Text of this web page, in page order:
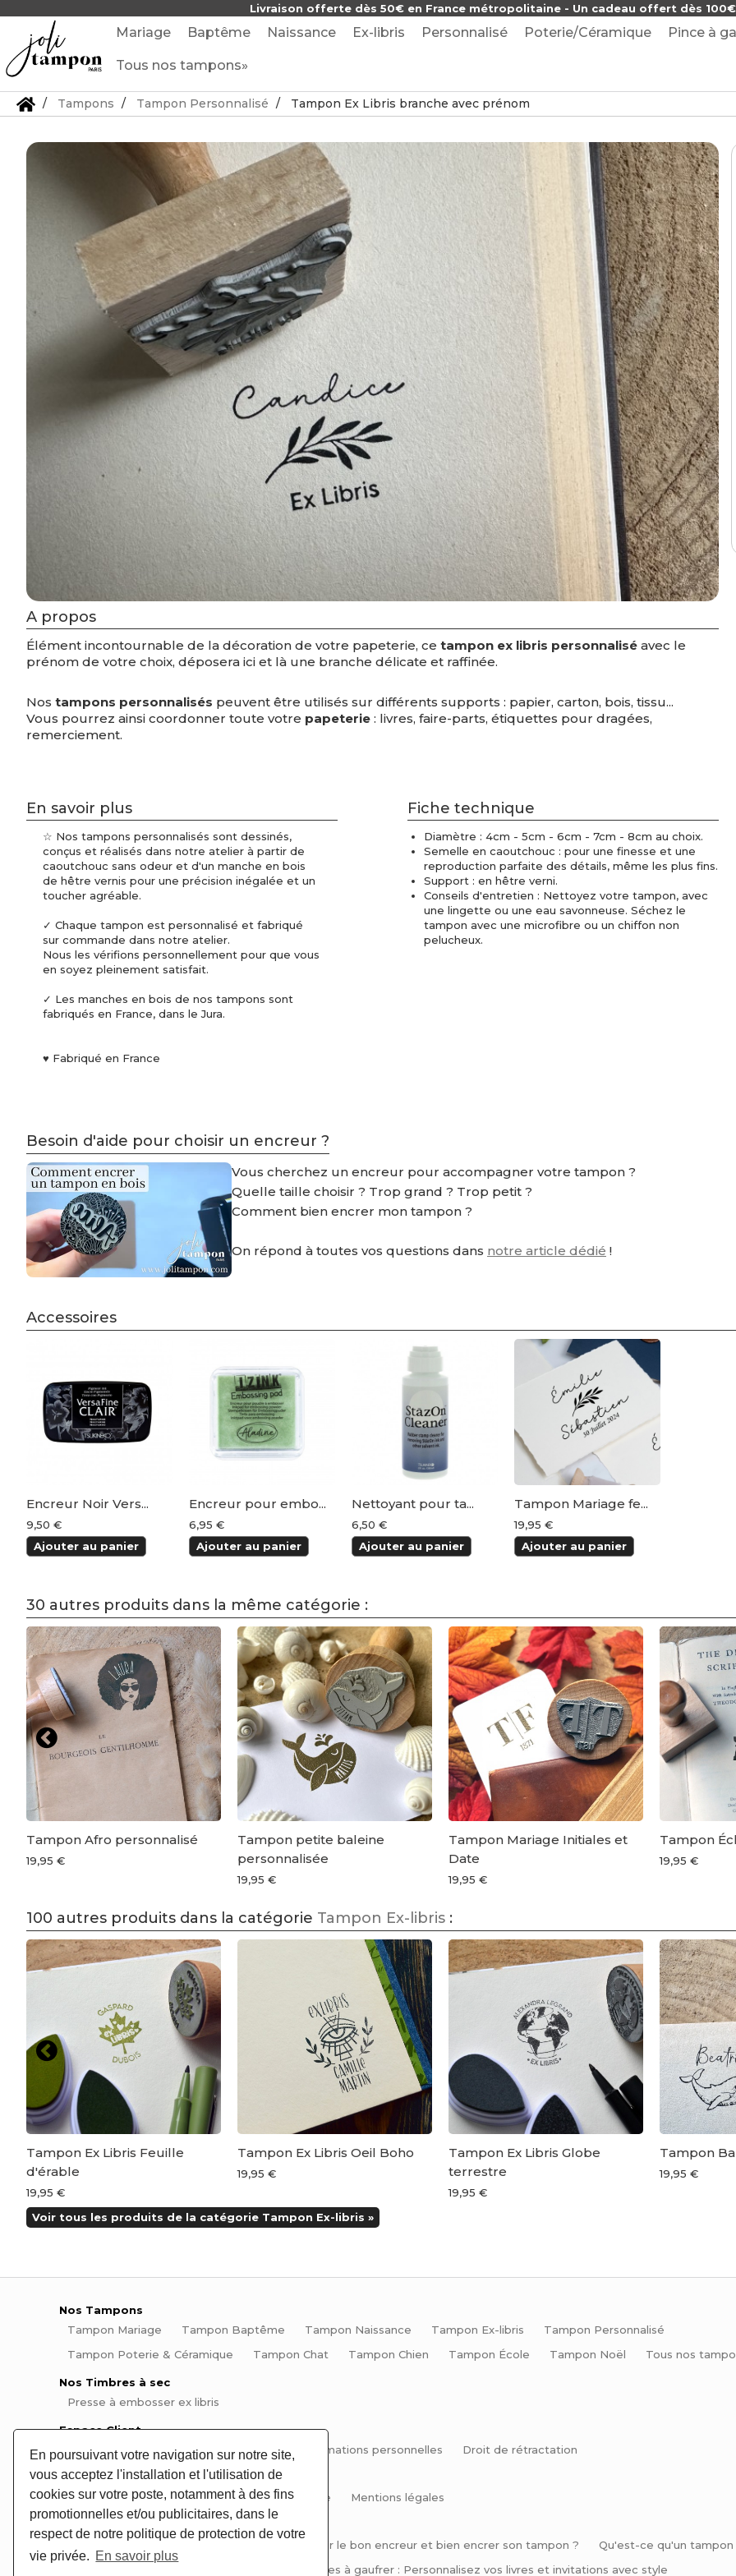
En poursuivant votre navigation sur notre site,
vous acceptez l'installation et l'utilisation de
cookies sur votre poste, notamment à des fins
promotionnelles et/ou publicitaires, dans le
respect de notre politique de protection de votre
vie privée. En savoir plus
Livraison offerte dès 50€ en France métropolitaine - Un cadeau offert dès
Mariage Baptême Naissance Ex-libris Personnalisé Poterie/Céramique Pince à
Tous nos tampons»
Tampons Tampon Personnalisé Tampon Ex Libris branche avec prénom
A propos
Élément incontournable de la décoration de votre papeterie, ce tampon ex libris personnalisé avec le
prénom de votre choix, déposera ici et là une branche délicate et raffinée.
Nos tampons personnalisés peuvent être utilisés sur différents supports : papier, carton, bois, tissu...
Vous pourrez ainsi coordonner toute votre papeterie : livres, faire-parts, étiquettes pour dragées,
remerciement.
En savoir plus
☆ Nos tampons personnalisés sont dessinés,
conçus et réalisés dans notre atelier à partir de
caoutchouc sans odeur et d'un manche en bois
de hêtre vernis pour une précision inégalée et un
toucher agréable.
✓ Chaque tampon est personnalisé et fabriqué
sur commande dans notre atelier.
Nous les vérifions personnellement pour que vous
en soyez pleinement satisfait.
✓ Les manches en bois de nos tampons sont
fabriqués en France, dans le Jura.
♥ Fabriqué en France
Fiche technique
Diamètre : 4cm - 5cm - 6cm - 7cm - 8cm au choix.
Semelle en caoutchouc : pour une finesse et une
reproduction parfaite des détails, même les plus fins.
Support : en hêtre verni.
Conseils d'entretien : Nettoyez votre tampon, avec
une lingette ou une eau savonneuse. Séchez le
tampon avec une microfibre ou un chiffon non
pelucheux.
Besoin d'aide pour choisir un encreur ?
Vous cherchez un encreur pour accompagner votre tampon ?
Quelle taille choisir ? Trop grand ? Trop petit ?
Comment bien encrer mon tampon ?
On répond à toutes vos questions dans notre article dédié !
Accessoires
Encreur Noir Vers...
9,50 €
Ajouter au panier
Encreur pour embo...
6,95 €
Ajouter au panier
Nettoyant pour ta...
6,50 €
Ajouter au panier
Tampon Mariage fe...
19,95 €
Ajouter au panier
30 autres produits dans la même catégorie :
Tampon Afro personnalisé
19,95 €
Tampon petite baleine
personnalisée
19,95 €
Tampon Mariage Initiales et
Date
19,95 €
Tampon
19,95 €
100 autres produits dans la catégorie Tampon Ex-libris :
Tampon Ex Libris Feuille
d'érable
19,95 €
Tampon Ex Libris Oeil Boho
19,95 €
Tampon Ex Libris Globe
terrestre
19,95 €
Tampon
19,95 €
Voir tous les produits de la catégorie Tampon Ex-libris »
Nos Tampons
Tampon Mariage
Tampon Baptême Tampon Naissance Tampon Ex-libris
Tampon Personnalisé
Tampon Poterie & Céramique
Tampon Chat Tampon Chien Tampon École Tampon Noël Tous nos
Nos Timbres à sec
Presse à embosser ex libris
Espace Client
Mon compte
Mes commandes Mes informations personnelles Droit de rétractation
Informations
Aide et questions fréquentes
Plan du site Mentions légales
Conseils et Tutos
Tutos tampons et encreurs
Comment choisir le bon encreur et bien encrer son tampon ?
Qu'est-ce qu'un tampon
Pinces à gaufrer : Personnalisez vos livres et invitations avec style